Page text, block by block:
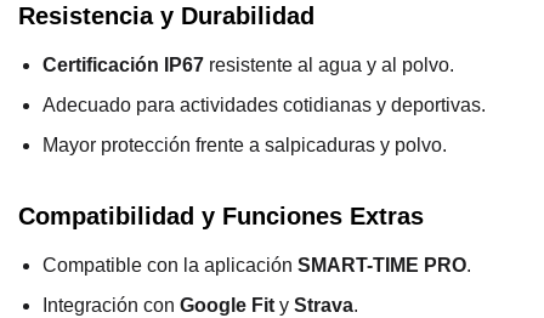
Resistencia y Durabilidad
Certificación IP67 resistente al agua y al polvo.
Adecuado para actividades cotidianas y deportivas.
Mayor protección frente a salpicaduras y polvo.
Compatibilidad y Funciones Extras
Compatible con la aplicación SMART-TIME PRO.
Integración con Google Fit y Strava.